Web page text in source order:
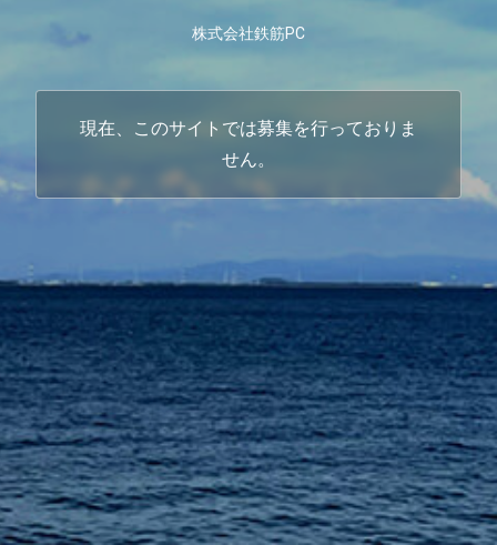
株式会社鉄筋PC
現在、このサイトでは募集を行っておりま
せん。